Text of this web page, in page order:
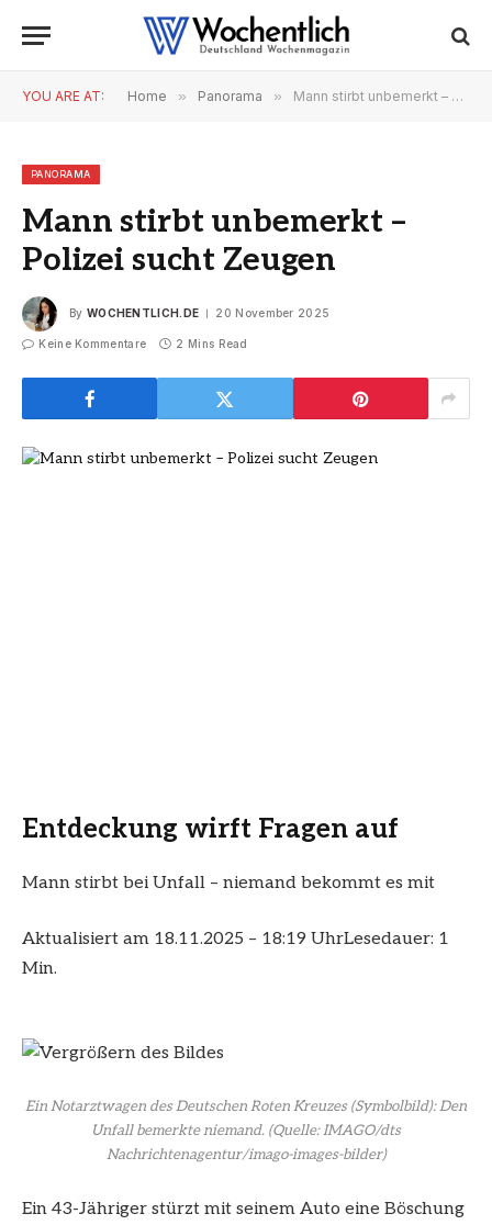
YOU ARE AT: Home » Panorama » Mann stirbt unbemerkt – Polizei sucht Zeugen
PANORAMA
Mann stirbt unbemerkt –
Polizei sucht Zeugen
By WOCHENTLICH.DE 20 November 2025
Keine Kommentare 2 Mins Read
Entdeckung wirft Fragen auf
Mann stirbt bei Unfall – niemand bekommt es mit
Aktualisiert am 18.11.2025 – 18:19 UhrLesedauer: 1
Min.
Ein Notarztwagen des Deutschen Roten Kreuzes (Symbolbild): Den
Unfall bemerkte niemand. (Quelle: IMAGO/dts
Nachrichtenagentur/imago-images-bilder)
Ein 43-Jähriger stürzt mit seinem Auto eine Böschung